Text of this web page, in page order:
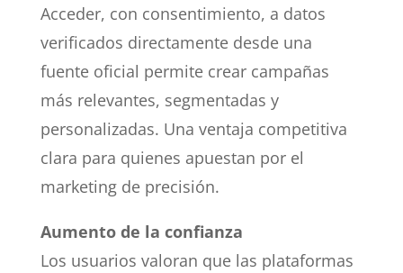
Acceder, con consentimiento, a datos
verificados directamente desde una
fuente oficial permite crear campañas
más relevantes, segmentadas y
personalizadas. Una ventaja competitiva
clara para quienes apuestan por el
marketing de precisión.
Aumento de la confianza
Los usuarios valoran que las plataformas